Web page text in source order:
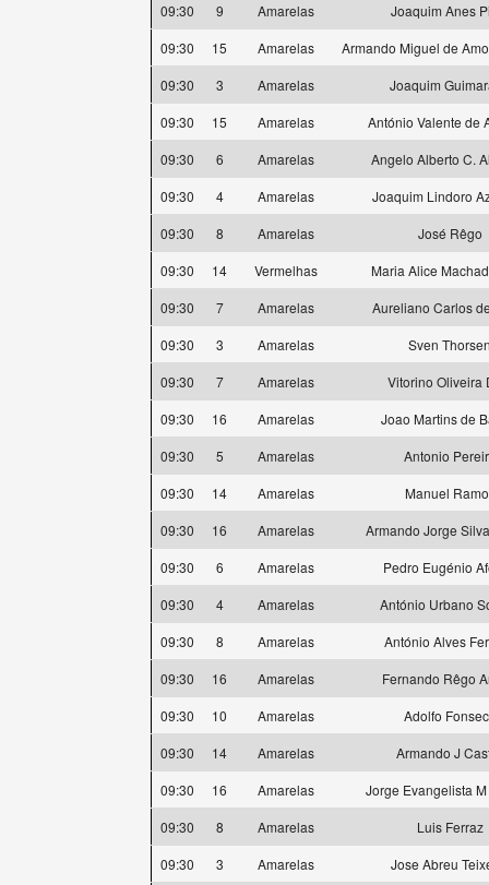
09:30
9 Amarelas
Joaquim Anes
09:30
15 Amarelas
Armando Miguel de
09:30
3 Amarelas
Joaquim
09:30
15 Amarelas
António Valente de
09:30
6 Amarelas
Angelo Alberto C.
09:30
4 Amarelas
Joaquim Lindoro
09:30
8 Amarelas
José Rêgo
09:30
14 Vermelhas
Maria Alice
09:30
7 Amarelas
Aureliano Carlos
09:30
3 Amarelas
Sven
09:30
7 Amarelas
Vitorino Oliveira
09:30
16 Amarelas
Joao Martins de
09:30
5 Amarelas
Antonio
09:30
14 Amarelas
Manuel
09:30
16 Amarelas
Armando Jorge
09:30
6 Amarelas
Pedro Eugénio
09:30
4 Amarelas
António Urbano
09:30
8 Amarelas
António Alves
09:30
16 Amarelas
Fernando Rêgo
09:30
10 Amarelas
Adolfo
09:30
14 Amarelas
Armando J
09:30
16 Amarelas
Jorge Evangelista
09:30
8 Amarelas
Luis Ferraz
09:30
3 Amarelas
Jose Abreu